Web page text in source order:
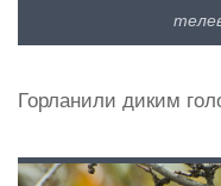
Горланили диким